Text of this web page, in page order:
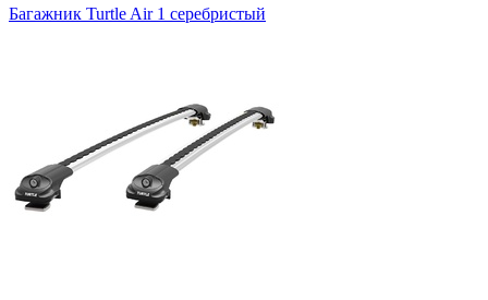
Багажник Turtle Air 1 серебристый